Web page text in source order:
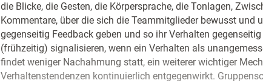
die Blicke, die Gesten, die Körpersprache, die Tonlagen,
Kommentare, über die sich die Teammitglieder bewusst und
gegenseitig Feedback geben und so ihr Verhalten
(frühzeitig) signalisieren, wenn ein Verhalten als
findet weniger Nachahmung statt, ein weiterer wichtiger
Verhaltenstendenzen kontinuierlich entgegenwirkt.